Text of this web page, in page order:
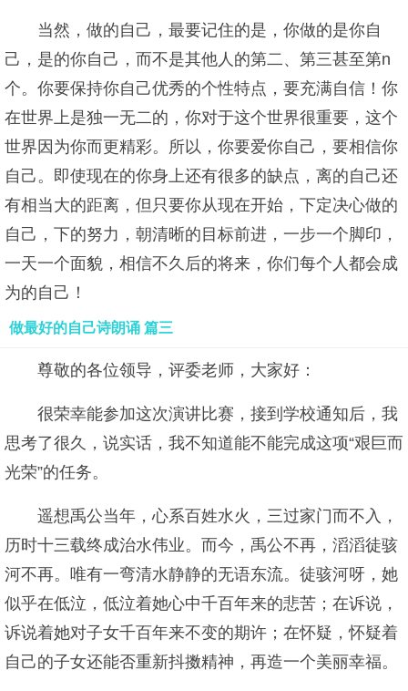
当然，做的自己，最要记住的是，你做的是你自
己，是的你自己，而不是其他人的第二、第三甚至第n
个。你要保持你自己优秀的个性特点，要充满自信！你
在世界上是独一无二的，你对于这个世界很重要，这个
世界因为你而更精彩。所以，你要爱你自己，要相信你
自己。即使现在的你身上还有很多的缺点，离的自己还
有相当大的距离，但只要你从现在开始，下定决心做的
自己，下的努力，朝清晰的目标前进，一步一个脚印，
一天一个面貌，相信不久后的将来，你们每个人都会成
为的自己！
做最好的自己诗朗诵 篇三
尊敬的各位领导，评委老师，大家好：
很荣幸能参加这次演讲比赛，接到学校通知后，我
思考了很久，说实话，我不知道能不能完成这项“艰巨而
光荣”的任务。
遥想禹公当年，心系百姓水火，三过家门而不入，
历时十三载终成治水伟业。而今，禹公不再，滔滔徒骇
河不再。唯有一弯清水静静的无语东流。徒骇河呀，她
似乎在低泣，低泣着她心中千百年来的悲苦；在诉说，
诉说着她对子女千百年来不变的期许；在怀疑，怀疑着
自己的子女还能否重新抖擞精神，再造一个美丽幸福。